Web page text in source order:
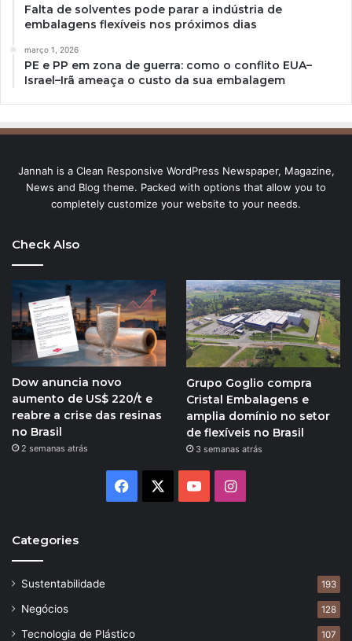
Falta de solventes pode parar a indústria de
embalagens flexíveis nos próximos dias
março 1, 2026
PE e PP em zona de guerra: como o conflito EUA–
Israel–Irã ameaça o custo da sua embalagem
Jannah is a Clean Responsive WordPress Newspaper, Magazine,
News and Blog theme. Packed with options that allow you to
completely customize your website to your needs.
Check Also
Dow anuncia novo
aumento de US$ 220/t e
reabre a crise das resinas
no Brasil
2 semanas atrás
Grupo Goglio compra
Cristal Embalagens e
amplia domínio no setor
de flexíveis no Brasil
3 semanas atrás
Facebook YouTubeInstagram
Categories
Sustentabilidade 193
Negócios 128
Tecnologia de Plástico 107